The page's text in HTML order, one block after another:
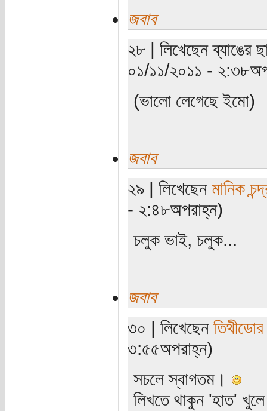
জবাব
২৮ | লিখেছেন ব্যাঙের
০১/১১/২০১১ -
(ভালো লেগেছে ইমো)
জবাব
২৯ | লিখেছেন মানিক
- ২:৪৮অপরাহ্ন)
চলুক ভাই, চলুক...
জবাব
৩০ | লিখেছেন তিথীডোর
৩:৫৫অপরাহ্ন)
সচলে স্বাগতম।
লিখতে থাকুন 'হাত'